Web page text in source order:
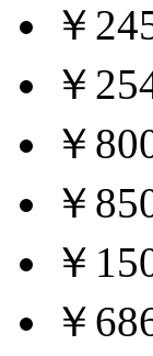
￥
￥
￥
￥
￥
￥